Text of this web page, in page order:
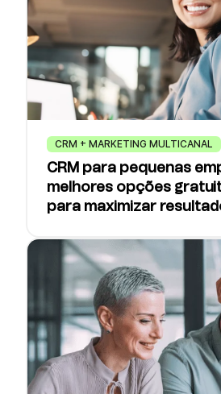
CRM + MARKETING MULTICANAL
CRM para pequenas
melhores opções
para maximizar